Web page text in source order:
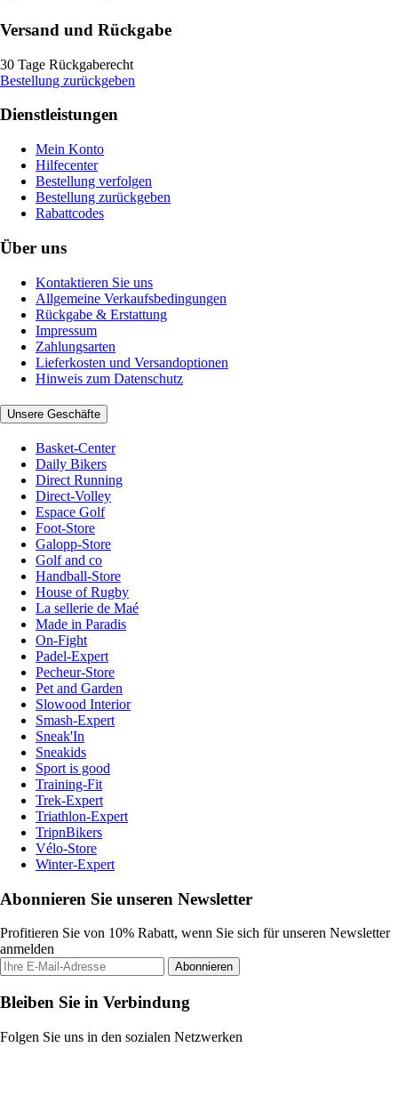
Versand und Rückgabe
30 Tage Rückgaberecht
Bestellung zurückgeben
Dienstleistungen
Mein Konto
Hilfecenter
Bestellung verfolgen
Bestellung zurückgeben
Rabattcodes
Über uns
Kontaktieren Sie uns
Allgemeine Verkaufsbedingungen
Rückgabe & Erstattung
Impressum
Zahlungsarten
Lieferkosten und Versandoptionen
Hinweis zum Datenschutz
Unsere Geschäfte
Basket-Center
Daily Bikers
Direct Running
Direct-Volley
Espace Golf
Foot-Store
Galopp-Store
Golf and co
Handball-Store
House of Rugby
La sellerie de Maé
Made in Paradis
On-Fight
Padel-Expert
Pecheur-Store
Pet and Garden
Slowood Interior
Smash-Expert
Sneak'In
Sneakids
Sport is good
Training-Fit
Trek-Expert
Triathlon-Expert
TripnBikers
Vélo-Store
Winter-Expert
Abonnieren Sie unseren Newsletter
Profitieren Sie von 10% Rabatt, wenn Sie sich für unseren Newsletter
anmelden
Abonnieren
Bleiben Sie in Verbindung
Folgen Sie uns in den sozialen Netzwerken